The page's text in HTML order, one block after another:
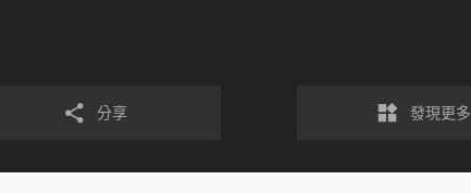
分享 發現更多